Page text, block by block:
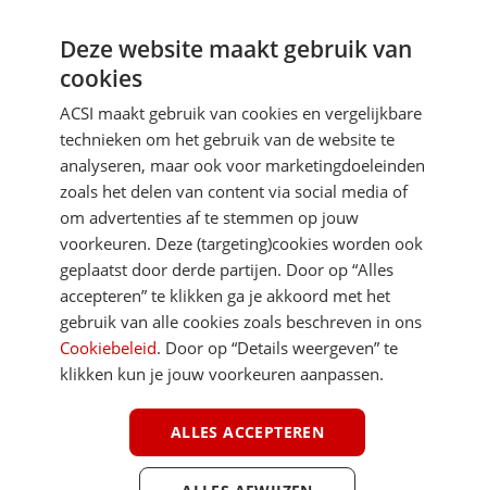
Aanmelden
Je gegevens zijn veilig en worden niet gedeeld met anderen
DIRECT NAAR
MEER ACSI FREELIFE
Deze website maakt gebruik van
cookies
ACSI maakt gebruik van cookies en vergelijkbare
technieken om het gebruik van de website te
analyseren, maar ook voor marketingdoeleinden
zoals het delen van content via social media of
om advertenties af te stemmen op jouw
voorkeuren. Deze (targeting)cookies worden ook
geplaatst door derde partijen. Door op “Alles
accepteren” te klikken ga je akkoord met het
gebruik van alle cookies zoals beschreven in ons
Cookiebeleid. Door op “Details weergeven” te
klikken kun je jouw voorkeuren aanpassen.
ALLES ACCEPTEREN